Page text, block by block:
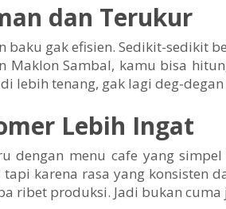
dan Terukur
gak efisien. Sedikit-sedikit
Maklon Sambal, kamu bisa
lebih tenang, gak lagi deg-
Lebih Ingat
dengan menu cafe yang
karena rasa yang konsisten
ribet produksi. Jadi bukan